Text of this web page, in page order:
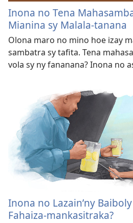
Inona no Tena
Mianina sy Malala-tanana
Olona maro no mino hoe izay
sambatra sy tafita. Tena
vola sy ny fananana? Inona no
Inona no Lazain’ny
Fahaiza-mankasitraka?